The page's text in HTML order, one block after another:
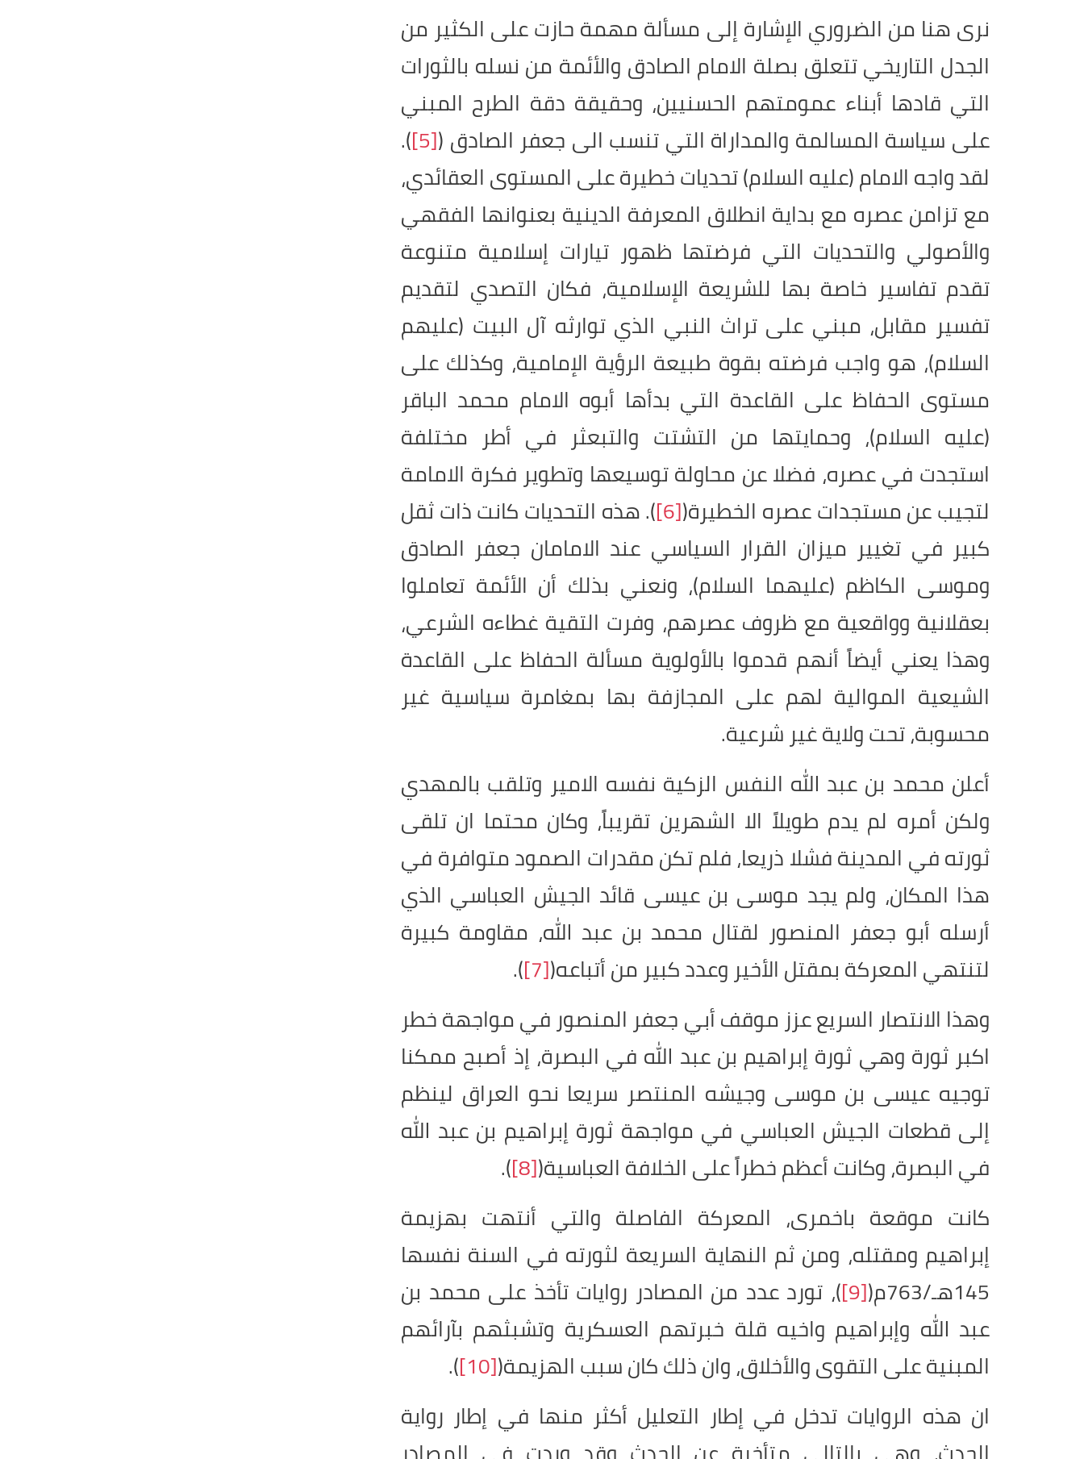
نرى هنا من الضروري الإشارة إلى مسألة مهمة حازت على الكثير من
الجدل التاريخي تتعلق بصلة الامام الصادق والأئمة من نسله بالثورات
التي قادها أبناء عمومتهم الحسنيين، وحقيقة دقة الطرح المبني
على سياسة المسالمة والمداراة التي تنسب الى جعفر الصادق ([5]
).
لقد واجه الامام (عليه السلام) تحديات خطيرة على المستوى العقائدي،
مع تزامن عصره مع بداية انطلاق المعرفة الدينية بعنوانها الفقهي
والأصولي والتحديات التي فرضتها ظهور تيارات إسلامية متنوعة
تقدم تفاسير خاصة بها للشريعة الإسلامية، فكان التصدي لتقديم
تفسير مقابل، مبني على تراث النبي الذي توارثه آل البيت (عليهم
السلام)، هو واجب فرضته بقوة طبيعة الرؤية الإمامية، وكذلك على
مستوى الحفاظ على القاعدة التي بدأها أبوه الامام محمد الباقر
(عليه السلام)، وحمايتها من التشتت والتبعثر في أطر مختلفة
استجدت في عصره، فضلا عن محاولة توسيعها وتطوير فكرة الامامة
لتجيب عن مستجدات عصره الخطيرة([6]). هذه التحديات كانت ذات ثقل
كبير في تغيير ميزان القرار السياسي عند الامامان جعفر الصادق
وموسى الكاظم (عليهما السلام)، ونعني بذلك أن الأئمة تعاملوا
بعقلانية وواقعية مع ظروف عصرهم، وفرت التقية غطاءه الشرعي،
وهذا يعني أيضاً أنهم قدموا بالأولوية مسألة الحفاظ على القاعدة
الشيعية الموالية لهم على المجازفة بها بمغامرة سياسية غير
محسوبة، تحت ولاية غير شرعية.
أعلن محمد بن عبد الله النفس الزكية نفسه الامير وتلقب بالمهدي
ولكن أمره لم يدم طويلاً الا الشهرين تقريباً، وكان محتما ان تلقى
ثورته في المدينة فشلا ذريعا، فلم تكن مقدرات الصمود متوافرة في
هذا المكان، ولم يجد موسى بن عيسى قائد الجيش العباسي الذي
أرسله أبو جعفر المنصور لقتال محمد بن عبد الله، مقاومة كبيرة
لتنتهي المعركة بمقتل الأخير وعدد كبير من أتباعه([7]
).
وهذا الانتصار السريع عزز موقف أبي جعفر المنصور في مواجهة خطر
اكبر ثورة وهي ثورة إبراهيم بن عبد الله في البصرة، إذ أصبح ممكنا
توجيه عيسى بن موسى وجيشه المنتصر سريعا نحو العراق لينظم
إلى قطعات الجيش العباسي في مواجهة ثورة إبراهيم بن عبد الله
في البصرة، وكانت أعظم خطراً على الخلافة العباسية([8]
).
كانت موقعة باخمرى، المعركة الفاصلة والتي أنتهت بهزيمة
إبراهيم ومقتله، ومن ثم النهاية السريعة لثورته في السنة نفسها
145هـ/763م(
[9])، تورد عدد من المصادر روايات تأخذ على محمد بن
عبد الله وإبراهيم واخيه قلة خبرتهم العسكرية وتشبثهم بآرائهم
المبنية على التقوى والأخلاق، وان ذلك كان سبب الهزيمة([10]
).
ان هذه الروايات تدخل في إطار التعليل أكثر منها في إطار رواية